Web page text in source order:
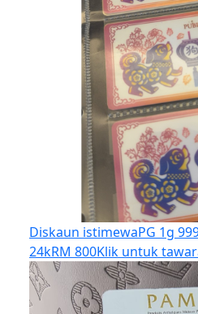
Diskaun istimewaPG 1g
24kRM 800Klik untuk